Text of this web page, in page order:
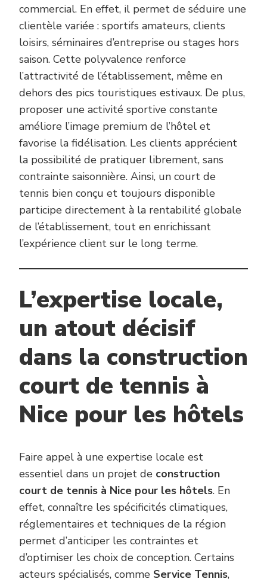
commercial. En effet, il permet de séduire une
clientèle variée : sportifs amateurs, clients
loisirs, séminaires d’entreprise ou stages hors
saison. Cette polyvalence renforce
l’attractivité de l’établissement, même en
dehors des pics touristiques estivaux. De plus,
proposer une activité sportive constante
améliore l’image premium de l’hôtel et
favorise la fidélisation. Les clients apprécient
la possibilité de pratiquer librement, sans
contrainte saisonnière. Ainsi, un court de
tennis bien conçu et toujours disponible
participe directement à la rentabilité globale
de l’établissement, tout en enrichissant
l’expérience client sur le long terme.
L’expertise locale,
un atout décisif
dans la construction
court de tennis à
Nice pour les hôtels
Faire appel à une expertise locale est
essentiel dans un projet de construction
court de tennis à Nice pour les hôtels. En
effet, connaître les spécificités climatiques,
réglementaires et techniques de la région
permet d’anticiper les contraintes et
d’optimiser les choix de conception. Certains
acteurs spécialisés, comme Service Tennis,